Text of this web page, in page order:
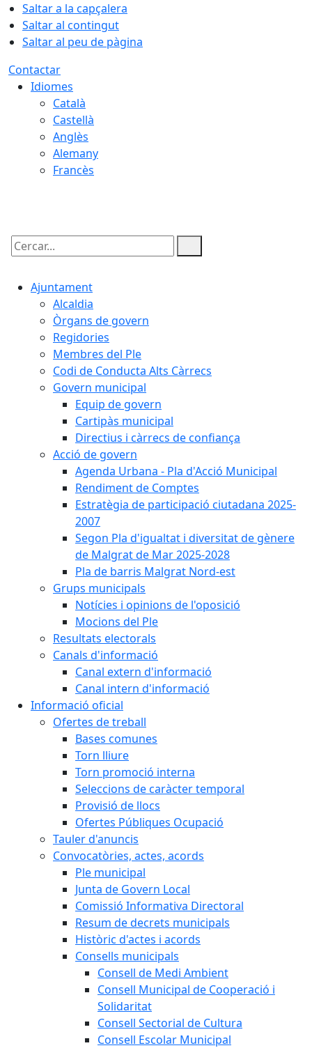
Saltar a la capçalera
Saltar al contingut
Saltar al peu de pàgina
Contactar
Idiomes
Català
Castellà
Anglès
Alemany
Francès
Cercar:
Ajuntament
Alcaldia
Òrgans de govern
Regidories
Membres del Ple
Codi de Conducta Alts Càrrecs
Govern municipal
Equip de govern
Cartipàs municipal
Directius i càrrecs de confiança
Acció de govern
Agenda Urbana - Pla d'Acció Municipal
Rendiment de Comptes
Estratègia de participació ciutadana 2025-
2007
Segon Pla d'igualtat i diversitat de gènere
de Malgrat de Mar 2025-2028
Pla de barris Malgrat Nord-est
Grups municipals
Notícies i opinions de l'oposició
Mocions del Ple
Resultats electorals
Canals d'informació
Canal extern d'informació
Canal intern d'informació
Informació oficial
Ofertes de treball
Bases comunes
Torn lliure
Torn promoció interna
Seleccions de caràcter temporal
Provisió de llocs
Ofertes Públiques Ocupació
Tauler d'anuncis
Convocatòries, actes, acords
Ple municipal
Junta de Govern Local
Comissió Informativa Directoral
Resum de decrets municipals
Històric d'actes i acords
Consells municipals
Consell de Medi Ambient
Consell Municipal de Cooperació i
Solidaritat
Consell Sectorial de Cultura
Consell Escolar Municipal